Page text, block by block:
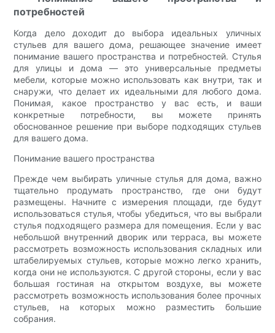
потребностей
Когда дело доходит до выбора идеальных уличных
стульев для вашего дома, решающее значение имеет
понимание вашего пространства и потребностей. Стулья
для улицы и дома — это универсальные предметы
мебели, которые можно использовать как внутри, так и
снаружи, что делает их идеальными для любого дома.
Понимая, какое пространство у вас есть, и ваши
конкретные потребности, вы можете принять
обоснованное решение при выборе подходящих стульев
для вашего дома.
Понимание вашего пространства
Прежде чем выбирать уличные стулья для дома, важно
тщательно продумать пространство, где они будут
размещены. Начните с измерения площади, где будут
использоваться стулья, чтобы убедиться, что вы выбрали
стулья подходящего размера для помещения. Если у вас
небольшой внутренний дворик или терраса, вы можете
рассмотреть возможность использования складных или
штабелируемых стульев, которые можно легко хранить,
когда они не используются. С другой стороны, если у вас
большая гостиная на открытом воздухе, вы можете
рассмотреть возможность использования более прочных
стульев, на которых можно разместить большие
собрания.